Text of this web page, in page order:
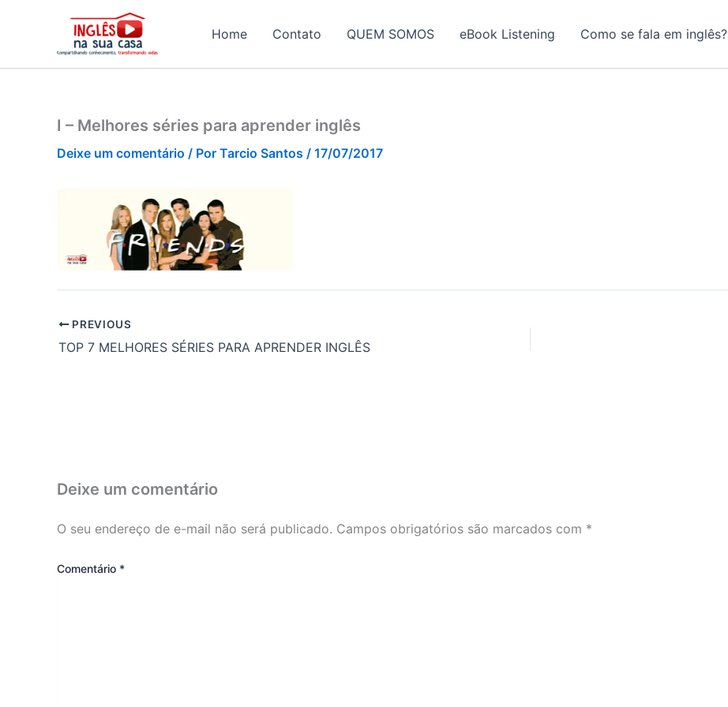
conteúdo
Home Contato QUEM SOMOS eBook Listening Como se fala em inglês?
I – Melhores séries para aprender inglês
Deixe um comentário / Por Tarcio Santos / 17/07/2017
PREVIOUS
TOP 7 MELHORES SÉRIES PARA APRENDER INGLÊS
Deixe um comentário
O seu endereço de e-mail não será publicado. Campos obrigatórios são marcados com *
Comentário *